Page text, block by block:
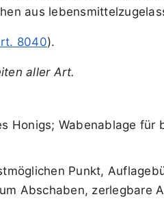
aus
8040).
aller Art.
Honigs; Wabenablage für
Punkt,
Abschaben, zerlegbare